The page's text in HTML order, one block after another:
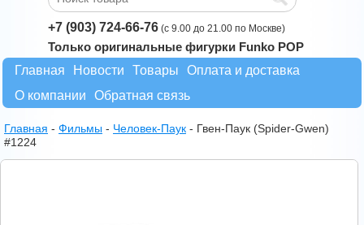
+7 (903) 724-66-76 (с 9.00 до 21.00 по Москве)
Только оригинальные фигурки Funko POP
Главная
Новости Товары
Оплата и доставка
О компании
Обратная связь
Главная - Фильмы - Человек-Паук - Гвен-Паук (Spider-Gwen)
#1224